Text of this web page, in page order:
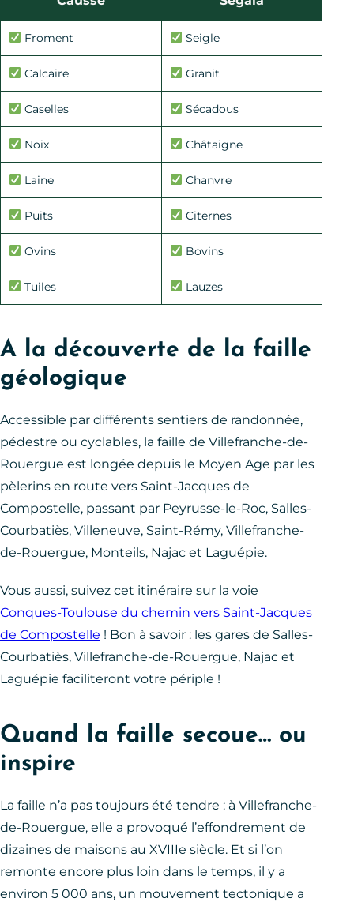
Froment Seigle
Calcaire Granit
Caselles Sécadous
Noix Châtaigne
Laine Chanvre
Puits Citernes
Ovins Bovins
Tuiles Lauzes
A la découverte de la faille
géologique
Accessible par différents sentiers de randonnée,
pédestre ou cyclables, la faille de Villefranche-de-
Rouergue est longée depuis le Moyen Age par les
pèlerins en route vers Saint-Jacques de
Compostelle, passant par Peyrusse-le-Roc, Salles-
Courbatiès, Villeneuve, Saint-Rémy, Villefranche-
de-Rouergue, Monteils, Najac et Laguépie.
Vous aussi, suivez cet itinéraire sur la voie
Conques-Toulouse du chemin vers Saint-Jacques
de Compostelle ! Bon à savoir : les gares de Salles-
Courbatiès, Villefranche-de-Rouergue, Najac et
Laguépie faciliteront votre périple !
Quand la faille secoue… ou
inspire
La faille n’a pas toujours été tendre : à Villefranche-
de-Rouergue, elle a provoqué l’effondrement de
dizaines de maisons au XVIIIe siècle. Et si l’on
remonte encore plus loin dans le temps, il y a
environ 5 000 ans, un mouvement tectonique a